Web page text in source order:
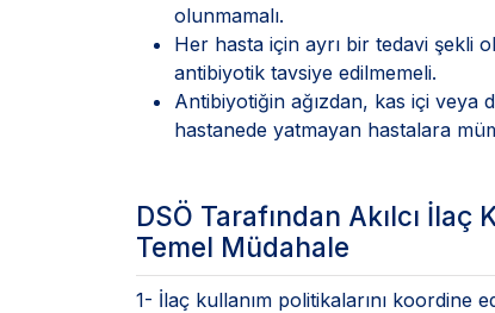
olunmamalı.
Her hasta için ayrı bir tedavi şekli
antibiyotik tavsiye edilmemeli.
Antibiyotiğin ağızdan, kas içi veya
hastanede yatmayan hastalara
DSÖ Tarafından Akılcı İlaç
Temel Müdahale
1- İlaç kullanım politikalarını koordine